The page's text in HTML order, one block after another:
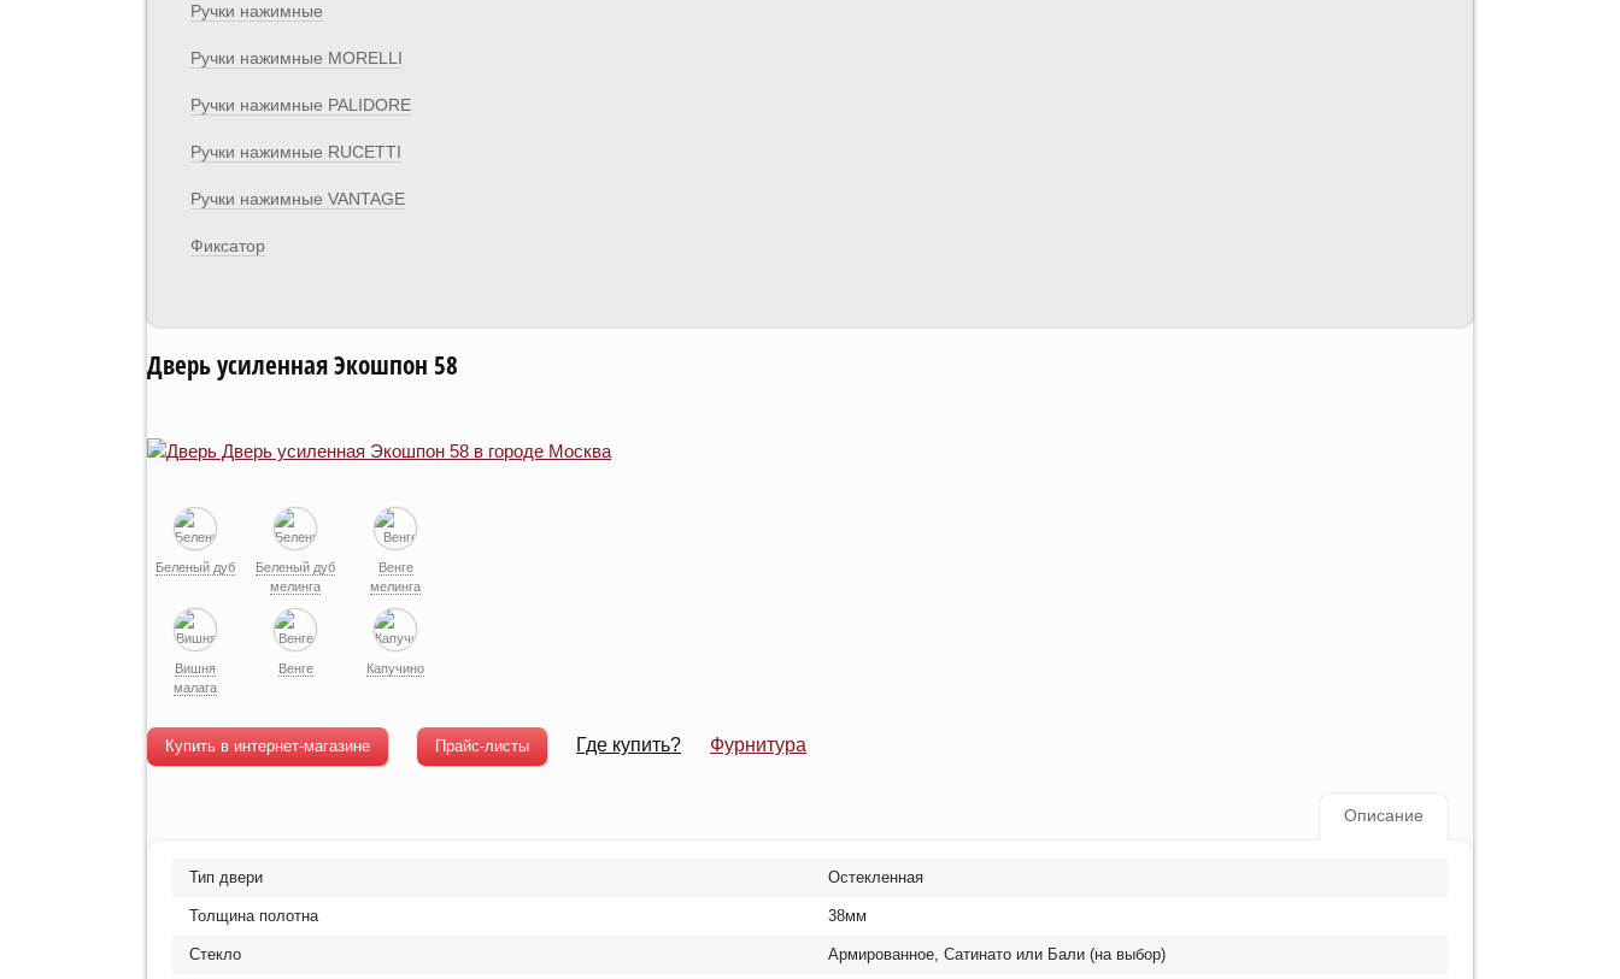
Ручки нажимные
Ручки нажимные MORELLI
Ручки нажимные PALIDORE
Ручки нажимные RUCETTI
Ручки нажимные VANTAGE
Фиксатор
Дверь усиленная Экошпон 58
Беленый дуб
Беленый дуб
мелинга
Венге
мелинга
Вишня
малага
Венге Капучино
Купить в интернет-магазине Прайс-листы Где купить? Фурнитура
Описание
Тип двери Остекленная
Толщина полотна 38мм
Стекло Армированное, Сатинато или Бали (на выбор)